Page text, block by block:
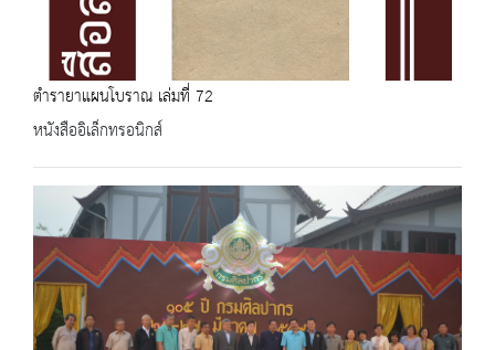
ตำรายาแผนโบราณ เล่มที่ 72
หนังสืออิเล็กทรอนิกส์